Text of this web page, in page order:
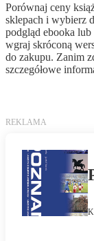
Porównaj ceny
sklepach i wybierz
podgląd ebooka
wgraj skróconą
do zakupu. Zanim
szczegółowe